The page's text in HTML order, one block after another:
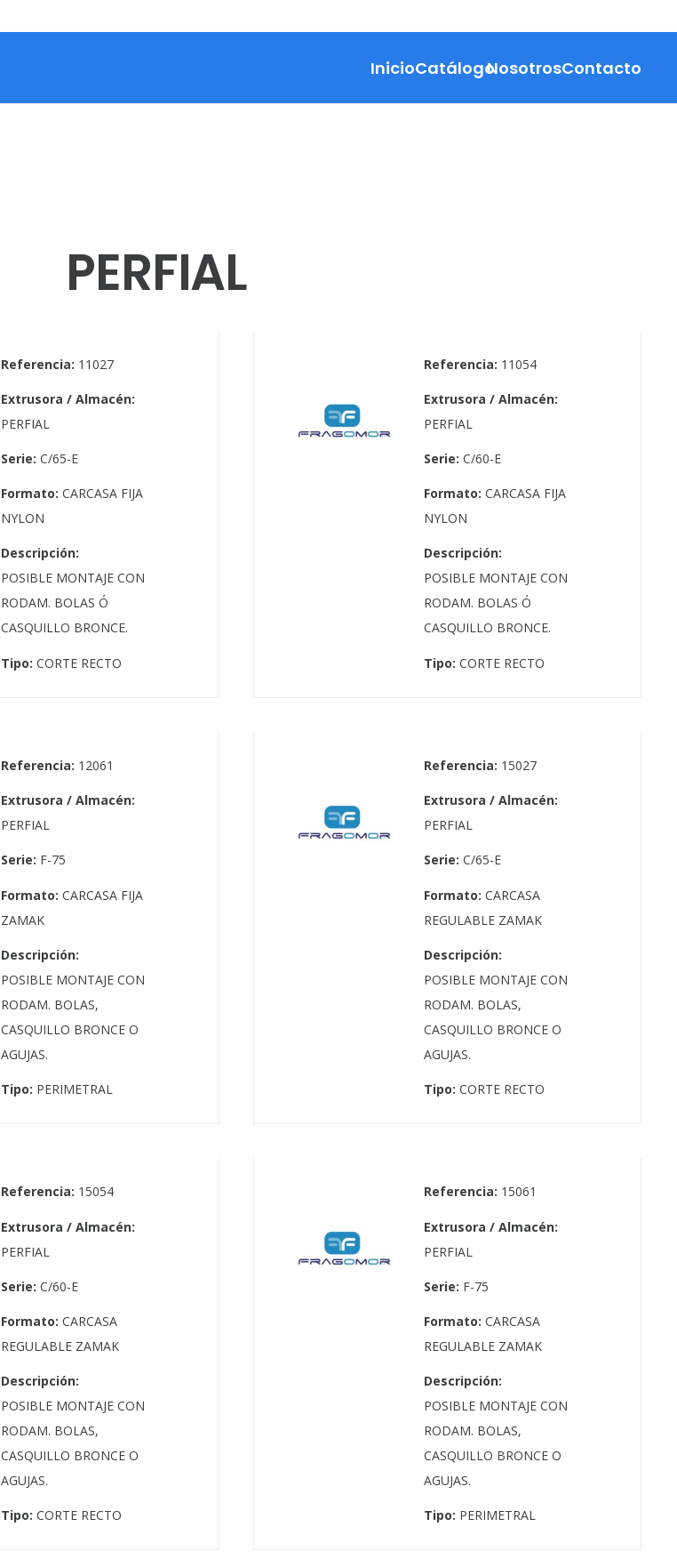
InicioCatálogoNosotrosContacto
PERFIAL
Referencia: 11027
Extrusora / Almacén:
PERFIAL
Serie:C/65-E
Formato:CARCASA FIJA
NYLON
Descripción:
POSIBLE MONTAJE CON
RODAM. BOLAS Ó
CASQUILLO BRONCE.
Tipo:CORTE RECTO
Referencia: 11054
Extrusora / Almacén:
PERFIAL
Serie: C/60-E
Formato: CARCASA FIJA
NYLON
Descripción:
POSIBLE MONTAJE CON
RODAM. BOLAS Ó
CASQUILLO BRONCE.
Tipo: CORTE RECTO
Referencia: 12061
Extrusora / Almacén:
PERFIAL
Serie: F-75
Formato:CARCASA FIJA
ZAMAK
Descripción:
POSIBLE MONTAJE CON
RODAM. BOLAS,
CASQUILLO BRONCE O
AGUJAS.
Tipo: PERIMETRAL
Referencia: 15027
Extrusora / Almacén:
PERFIAL
Serie: C/65-E
Formato: CARCASA
REGULABLE ZAMAK
Descripción:
POSIBLE MONTAJE CON
RODAM. BOLAS,
CASQUILLO BRONCE O
AGUJAS.
Tipo: CORTE RECTO
Referencia: 15054
Extrusora / Almacén:
PERFIAL
Serie:C/60-E
Formato:CARCASA
REGULABLE ZAMAK
Descripción:
POSIBLE MONTAJE CON
RODAM. BOLAS,
CASQUILLO BRONCE O
AGUJAS.
Tipo:CORTE RECTO
Referencia: 15061
Extrusora / Almacén:
PERFIAL
Serie: F-75
Formato: CARCASA
REGULABLE ZAMAK
Descripción:
POSIBLE MONTAJE CON
RODAM. BOLAS,
CASQUILLO BRONCE O
AGUJAS.
Tipo: PERIMETRAL